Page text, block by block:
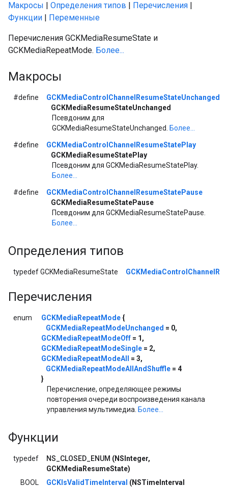
Макросы | Определения типов | Перечисления |
Функции | Переменные
Перечисления GCKMediaResumeState и
GCKMediaRepeatMode. Более...
Макросы
#define
GCKMediaControlChannelResumeStateUnchanged
GCKMediaResumeStateUnchanged
Псевдоним для
GCKMediaResumeStateUnchanged.
Более...
#define
GCKMediaControlChannelResumeStatePlay
GCKMediaResumeStatePlay
Псевдоним для GCKMediaResumeStatePlay.
Более...
#define
GCKMediaControlChannelResumeStatePause
GCKMediaResumeStatePause
Псевдоним для GCKMediaResumeStatePause.
Более...
Определения типов
typedef GCKMediaResumeState
Перечисления
enum GCKMediaRepeatMode {
GCKMediaRepeatModeUnchanged = 0,
GCKMediaRepeatModeOff = 1,
GCKMediaRepeatModeSingle = 2,
GCKMediaRepeatModeAll
= 3,
GCKMediaRepeatModeAllAndShuffle = 4
}
Перечисление, определяющее режимы
повторения очереди воспроизведения канала
управления мультимедиа. Более...
Функции
typedef NS_CLOSED_ENUM (NSInteger,
GCKMediaResumeState)
BOOL
GCKIsValidTimeInterval (NSTimeInterval